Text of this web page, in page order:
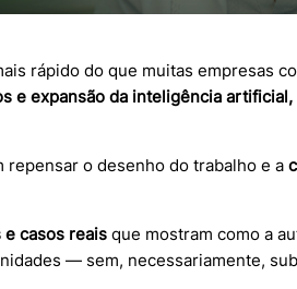
rápido do que muitas empresas
e expansão da inteligência artificial,
o desenho do trabalho e a
casos reais que mostram como a
— sem, necessariamente,